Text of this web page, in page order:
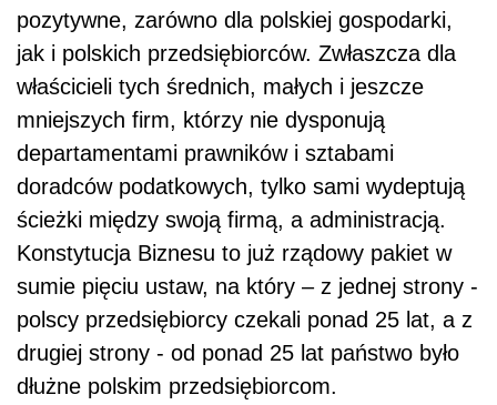
pozytywne, zarówno dla polskiej gospodarki,
jak i polskich przedsiębiorców. Zwłaszcza dla
właścicieli tych średnich, małych i jeszcze
mniejszych firm, którzy nie dysponują
departamentami prawników i sztabami
doradców podatkowych, tylko sami wydeptują
ścieżki między swoją firmą, a administracją.
Konstytucja Biznesu to już rządowy pakiet w
sumie pięciu ustaw, na który – z jednej strony -
polscy przedsiębiorcy czekali ponad 25 lat, a z
drugiej strony - od ponad 25 lat państwo było
dłużne polskim przedsiębiorcom.